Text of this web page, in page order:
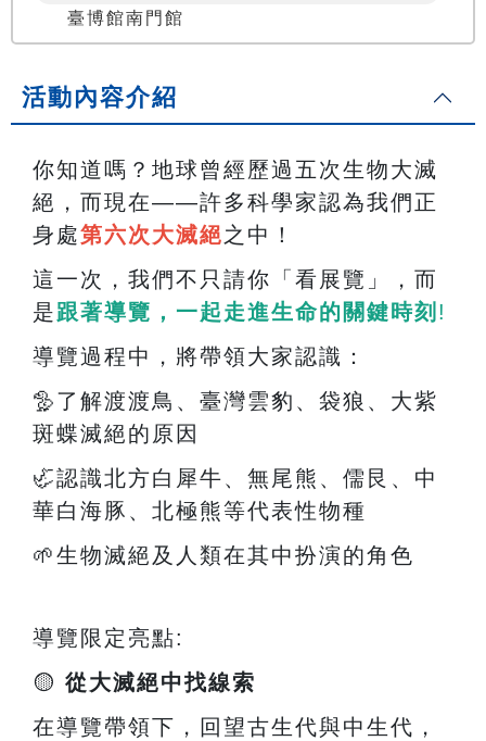
臺博館南門館
活動內容介紹
你知道嗎？地球曾經歷過五次生物大滅
絕，而現在——許多科學家認為我們正
身處第六次大滅絕之中！
這一次，我們不只請你「看展覽」，而
是跟著導覽，一起走進生命的關鍵時刻 !
導覽過程中，將帶領大家認識：
🦤了解渡渡鳥、臺灣雲豹、袋狼、大紫
斑蝶滅絕的原因
🦏認識北方白犀牛、無尾熊、儒艮、中
華白海豚、北極熊等代表性物種
🌱生物滅絕及人類在其中扮演的角色
導覽限定亮點:
🟡 從大滅絕中找線索
在導覽帶領下，回望古生代與中生代，